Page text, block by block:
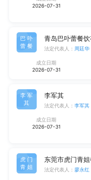
2026-07-31
巴卟
蕾餐
青岛巴卟蕾餐
法定代表人： 周廷华
成立日期
2026-07-31
李军
其
李军其
法定代表人： 李军其
成立日期
2026-07-31
虎门
青姐
东莞市虎门青姐
法定代表人： 廖永红